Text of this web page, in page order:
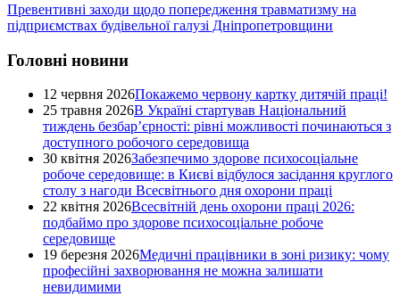
Превентивні заходи щодо попередження травматизму на
підприємствах будівельної галузі Дніпропетровщини
Головні новини
12 червня 2026Покажемо червону картку дитячій праці!
25 травня 2026В Україні стартував Національний
тиждень безбар’єрності: рівні можливості починаються з
доступного робочого середовища
30 квітня 2026Забезпечимо здорове психосоціальне
робоче середовище: в Києві відбулося засідання круглого
столу з нагоди Всесвітнього дня охорони праці
22 квітня 2026Всесвітній день охорони праці 2026:
подбаймо про здорове психосоціальне робоче
середовище
19 березня 2026Медичні працівники в зоні ризику: чому
професійні захворювання не можна залишати
невидимими